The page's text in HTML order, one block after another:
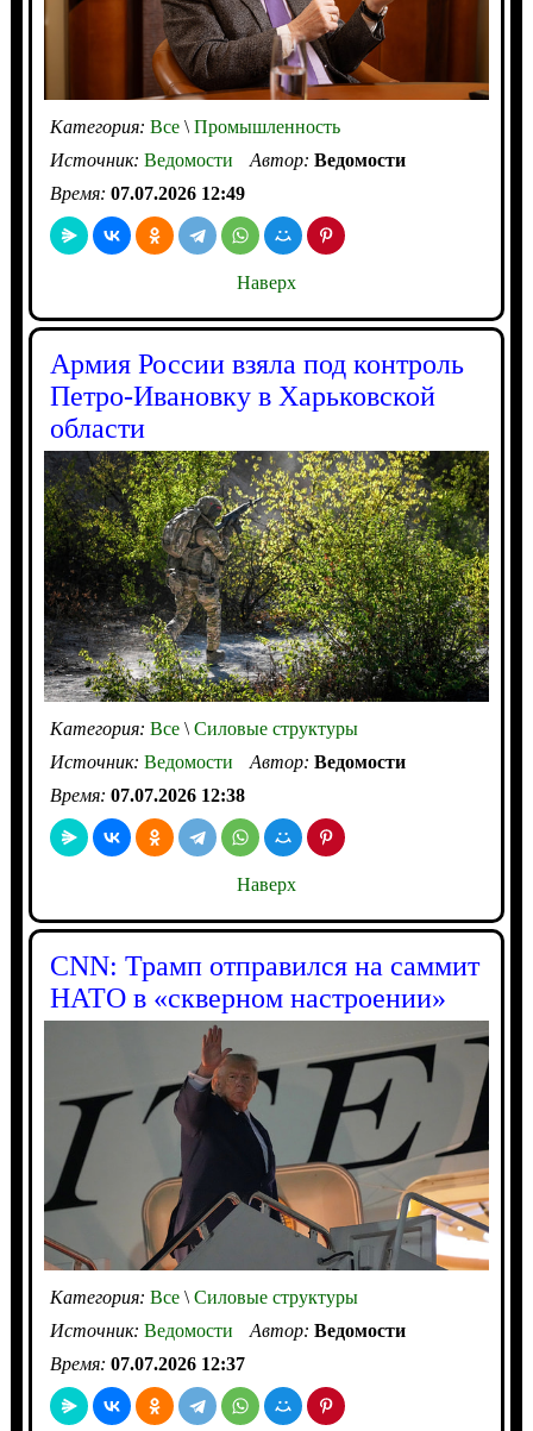
Категория: Все\Промышленность
Источник: Ведомости Автор: Ведомости
Время: 07.07.2026 12:49
Наверх
Армия России взяла под контроль
Петро-Ивановку в Харьковской
области
Категория: Все\Силовые структуры
Источник: Ведомости Автор: Ведомости
Время: 07.07.2026 12:38
Наверх
CNN: Трамп отправился на саммит
НАТО в «скверном настроении»
Категория: Все\Силовые структуры
Источник: Ведомости Автор: Ведомости
Время: 07.07.2026 12:37